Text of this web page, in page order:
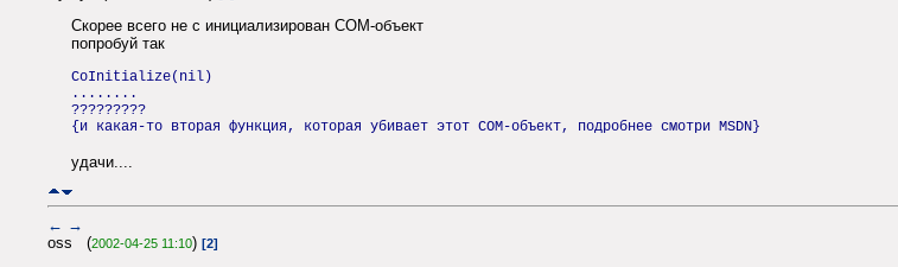
Скорее всего не с инициализирован COM-объект
попробуй так
CoInitialize(nil)
........
?????????
{и какая-то вторая функция, которая убивает этот COM-объект, подробнее смотри MSDN}
удачи....
← →
oss (2002-04-25 11:10) [2]